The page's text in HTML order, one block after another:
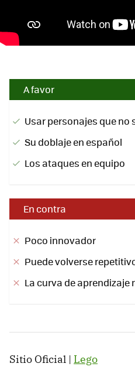
A favor
Usar personajes que no
Su doblaje en español
Los ataques en equipo
En contra
Poco innovador
Puede volverse
La curva de aprendizaje
Sitio Oficial | Lego